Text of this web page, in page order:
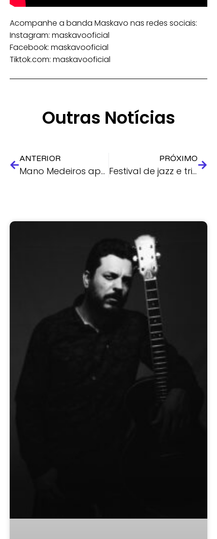
Acompanhe a banda Maskavo nas redes sociais:
Instagram: maskavooficial
Facebook: maskavooficial
Tiktok.com: maskavooficial
Outras Notícias
ANTERIOR
Mano Medeiros apresenta o Roteiro Turístico Rural do Jaboatão
PRÓXIMO
Festival de jazz e tributo a Chico Science agitam o sábado no Recife